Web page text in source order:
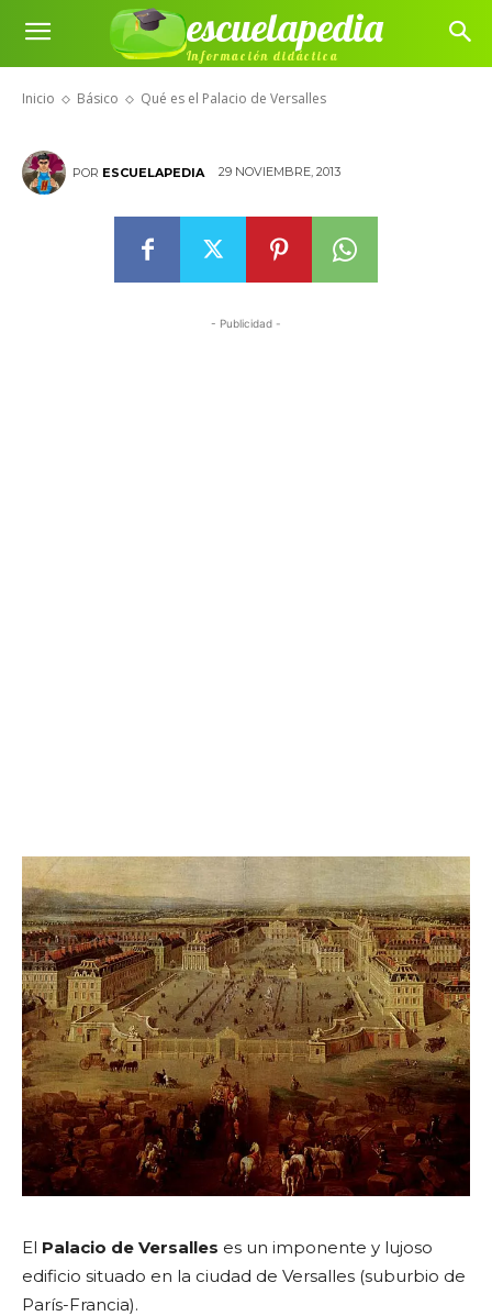
escuelapedia
Información didáctica
Inicio Básico Qué es el Palacio de Versalles
Qué es el Palacio de Versalles
POR ESCUELAPEDIA 29 NOVIEMBRE, 2013
- Publicidad -
El Palacio de Versalles es un imponente y lujoso
edificio situado en la ciudad de Versalles (suburbio de
París-Francia).